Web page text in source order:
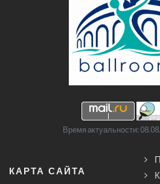
Время актуальности:
КАРТА САЙТА